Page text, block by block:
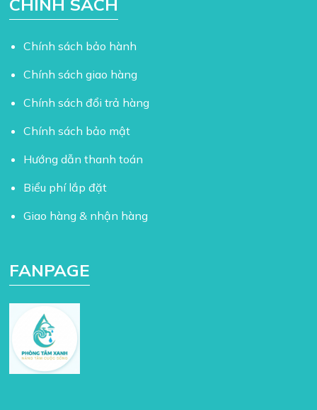
CHÍNH SÁCH
Chính sách bảo hành
Chính sách giao hàng
Chính sách đổi trả hàng
Chính sách bảo mật
Hướng dẫn thanh toán
Biểu phí lắp đặt
Giao hàng & nhận hàng
FANPAGE